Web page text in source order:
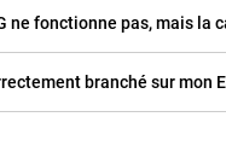
ne fonctionne pas, mais
branché sur mon